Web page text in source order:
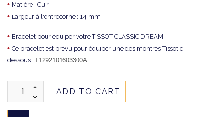
• Matière : Cuir
• Largeur à l'entrecorne : 14 mm
• Bracelet pour équiper votre TISSOT CLASSIC DREAM
• Ce bracelet est prévu pour équiper une des montres Tissot ci-
dessous : T1292101603300A
ADD TO CART